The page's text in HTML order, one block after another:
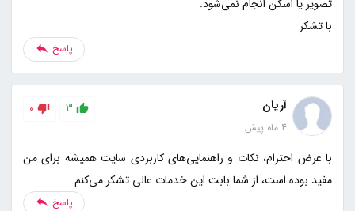
با تشکر
پاسخ
آریان
4 ماه پیش
3
0
با عرض احترام، نکات و راهنمایی‌های کاربردی سایت همیشه برای من
مفید بوده است، از شما بابت این خدمات عالی تشکر می‌کنم.
پاسخ